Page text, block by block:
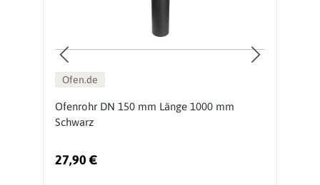
Ofen.de
Ofenrohr DN 150 mm Länge 1000 mm
Schwarz
27,90 €